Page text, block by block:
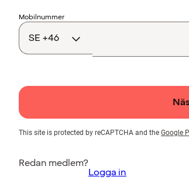
Landskod
Mobilnummer
This site is protected by reCAPTCHA and the Google
Redan medlem?
Logga in